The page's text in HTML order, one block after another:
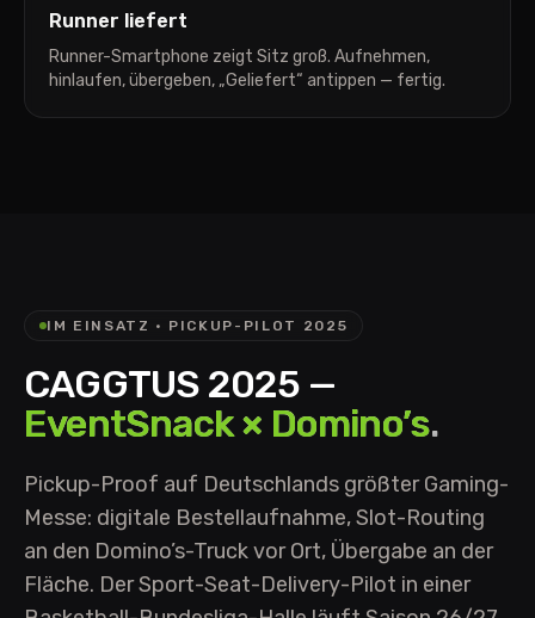
Runner liefert
Runner-Smartphone zeigt Sitz groß. Aufnehmen,
hinlaufen, übergeben, „Geliefert“ antippen — fertig.
IM EINSATZ · PICKUP-PILOT 2025
CAGGTUS 2025 —
EventSnack × Domino’s.
Pickup-Proof auf Deutschlands größter Gaming-
Messe: digitale Bestellaufnahme, Slot-Routing
an den Domino’s-Truck vor Ort, Übergabe an der
Fläche. Der Sport-Seat-Delivery-Pilot in einer